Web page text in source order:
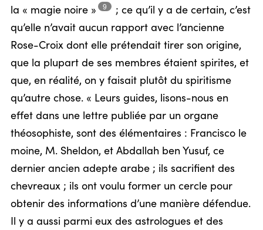
la « magie noire » 9 ; ce qu’il y a de certain, c’est
qu’elle n’avait aucun rapport avec l’ancienne
Rose-Croix dont elle prétendait tirer son origine,
que la plupart de ses membres étaient spirites, et
que, en réalité, on y faisait plutôt du spiritisme
qu’autre chose. « Leurs guides, lisons-nous en
effet dans une lettre publiée par un organe
théosophiste, sont des élémentaires : Francisco le
moine, M. Sheldon, et Abdallah ben Yusuf, ce
dernier ancien adepte arabe ; ils sacrifient des
chevreaux ; ils ont voulu former un cercle pour
obtenir des informations d’une manière défendue.
Il y a aussi parmi eux des astrologues et des